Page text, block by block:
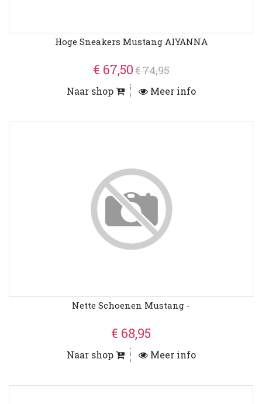
Hoge Sneakers Mustang AIYANNA
€ 67,50€ 74,95
Naar shop Meer info
Nette Schoenen Mustang -
€ 68,95
Naar shop Meer info